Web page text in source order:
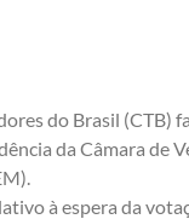
do Brasil (CTB)
da Câmara de
à espera da